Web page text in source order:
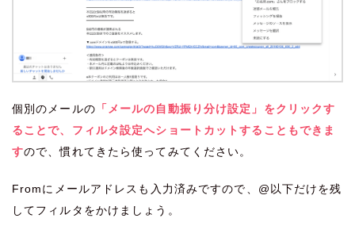
個別のメールの 「メールの自動振り分け設定」をクリックす
ることで、フィルタ設定へショートカットすることもできま
すので、慣れてきたら使ってみてください。
Fromにメールアドレスも入力済みですので、@以下だけを残
してフィルタをかけましょう。